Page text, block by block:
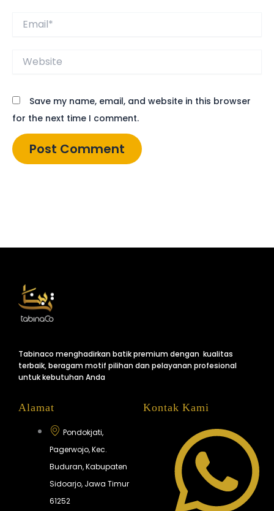
Website
Save my name, email, and website in this browser
for the next time I comment.
Tabinaco menghadirkan batik premium dengan kualitas
terbaik, beragam motif pilihan dan pelayanan profesional
untuk kebutuhan Anda
Alamat
Pondokjati,
Pagerwojo, Kec.
Buduran, Kabupaten
Sidoarjo, Jawa Timur
61252
Kontak Kami